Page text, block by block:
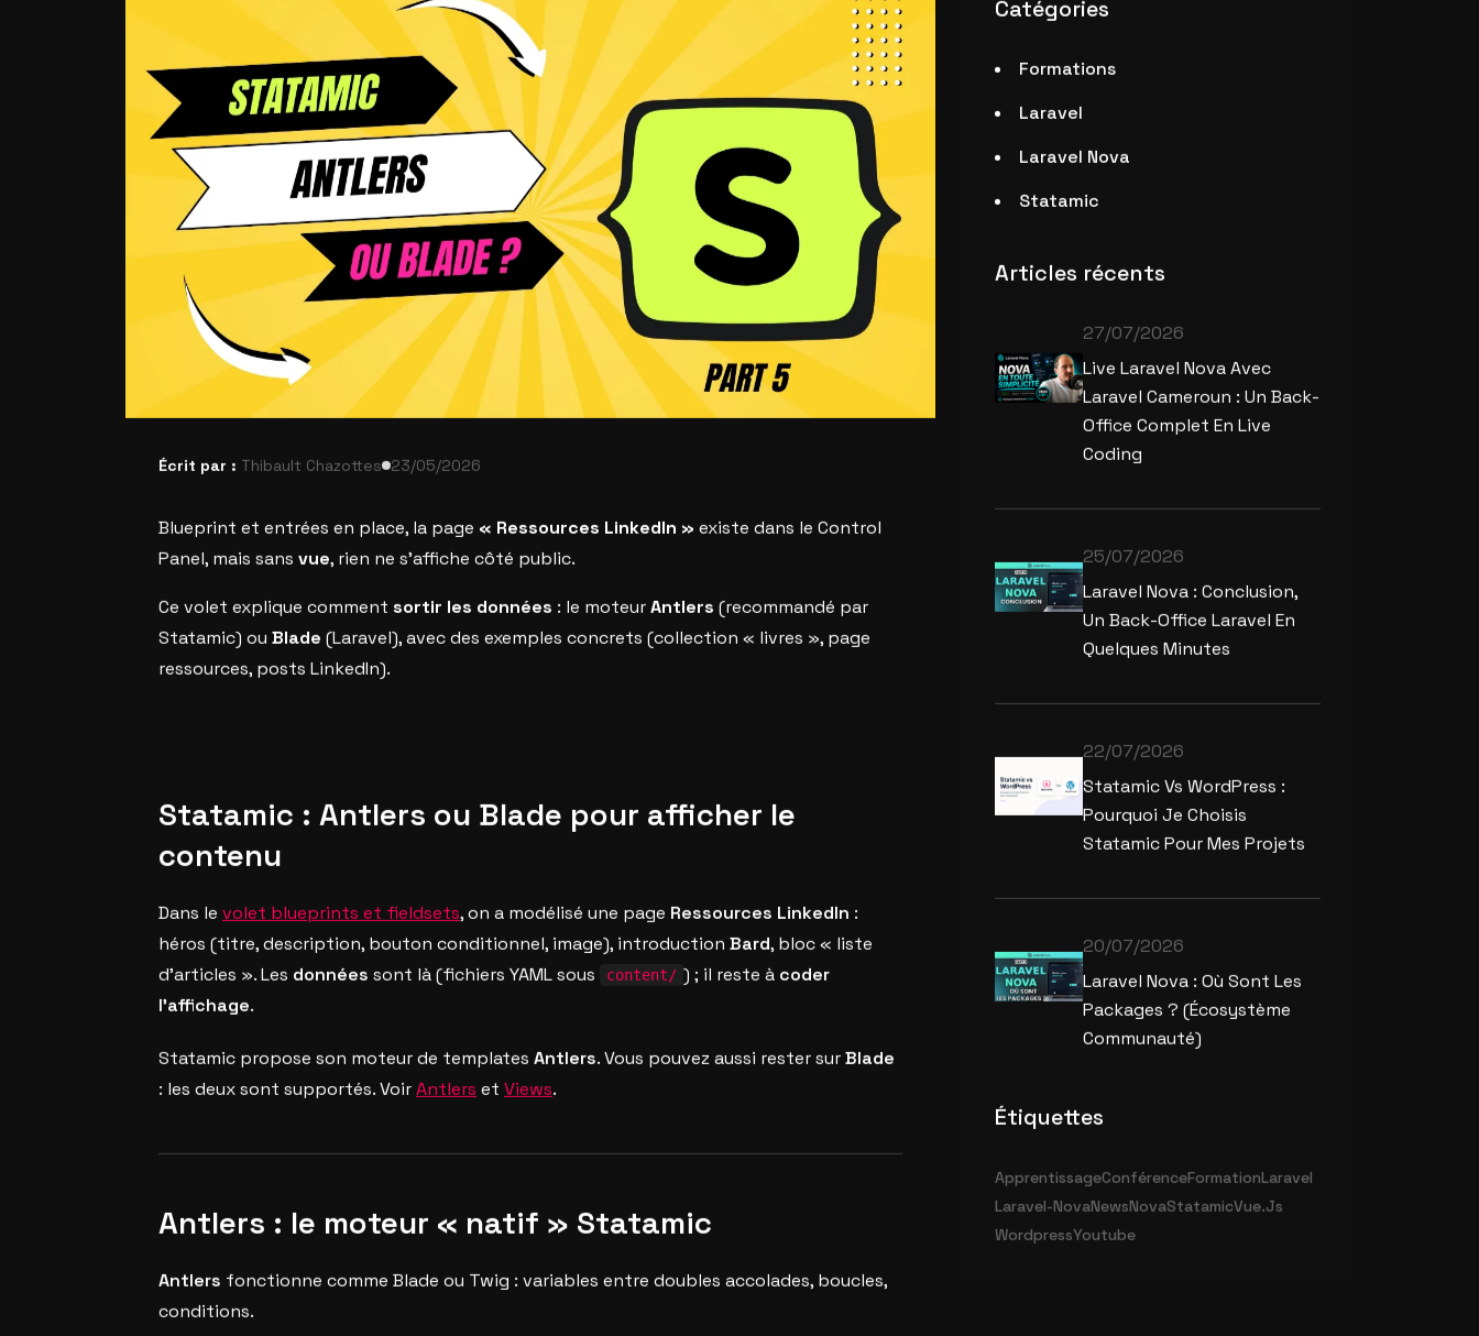
Écrit par : Thibault Chazottes 23/05/2026
Blueprint et entrées en place, la page « Ressources LinkedIn » existe dans le Control
Panel, mais sans vue, rien ne s’affiche côté public.
Ce volet explique comment sortir les données : le moteurAntlers (recommandé par
Statamic) ou Blade (Laravel), avec des exemples concrets (collection « livres », page
ressources, posts LinkedIn).
Statamic : Antlers ou Blade pour afficher le
contenu
Dans le volet blueprints et fieldsets, on a modélisé une page Ressources LinkedIn :
héros (titre, description, bouton conditionnel, image), introduction Bard, bloc « liste
d’articles ». Les données sont là (fichiers YAML sous content/ ) ; il reste à coder
l’affichage.
Statamic propose son moteur de templates Antlers. Vous pouvez aussi rester surBlade
: les deux sont supportés. VoirAntlerset Views.
Antlers : le moteur « natif » Statamic
Antlers fonctionne comme Blade ou Twig : variables entre doubles accolades, boucles,
conditions.
Catégories
Formations
Laravel
Laravel Nova
Statamic
Articles récents
27/07/2026
Live Laravel Nova Avec
Laravel Cameroun : Un Back-
Office Complet En Live
Coding
25/07/2026
Laravel Nova : Conclusion,
Un Back-Office Laravel En
Quelques Minutes
22/07/2026
Statamic Vs WordPress :
Pourquoi Je Choisis
Statamic Pour Mes Projets
20/07/2026
Laravel Nova : Où Sont Les
Packages ? (écosystème
Communauté)
Étiquettes
ApprentissageConférenceFormationLaravel
Laravel-NovaNewsNovaStatamicVue.js
WordpressYoutube